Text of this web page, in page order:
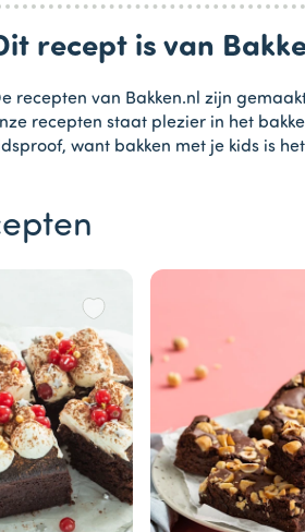
recept is van
recepten van Bakken.nl zijn
recepten staat plezier in het
want bakken met je kids is